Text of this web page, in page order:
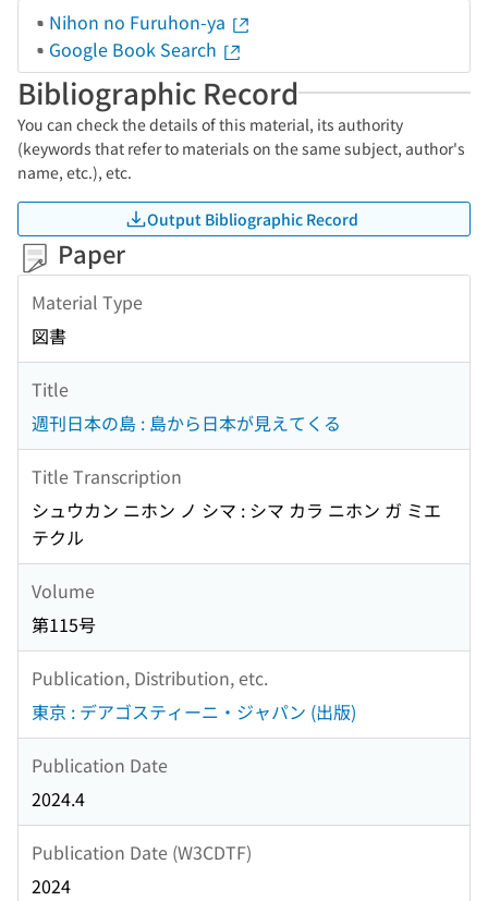
Nihon no Furuhon-ya
Google Book Search
Bibliographic Record
You can check the details of this material, its authority
(keywords that refer to materials on the same subject, author's
name, etc.), etc.
Output Bibliographic Record
Paper
Material Type
図書
Title
週刊日本の島 : 島から日本が見えてくる
Title Transcription
シュウカン ニホン ノ シマ : シマ カラ ニホン ガ ミエ
テクル
Volume
第115号
Publication, Distribution, etc.
東京 : デアゴスティーニ・ジャパン (出版)
Publication Date
2024.4
Publication Date (W3CDTF)
2024